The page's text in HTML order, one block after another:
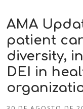
AMA
patient
diversity,
DEI in